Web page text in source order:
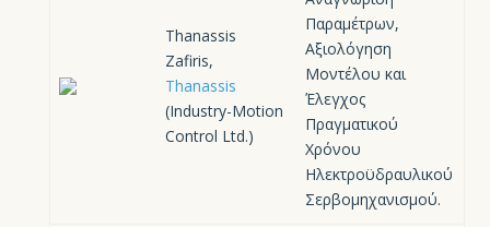
Thanassis
Zafiris,
Thanassis
(Industry-Motion
Control Ltd.)
Παραμέτρων,
Αξιολόγηση
Μοντέλου και
Έλεγχος
Πραγματικού
Χρόνου
Ηλεκτροϋδραυλικού
Σερβομηχανισμού.